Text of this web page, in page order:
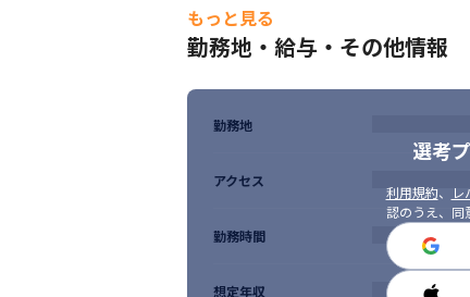
もっと見る
勤務地・給与・その他情報
選考
利用規約、
認のうえ、同
勤務地
アクセス
勤務時間
想定年収